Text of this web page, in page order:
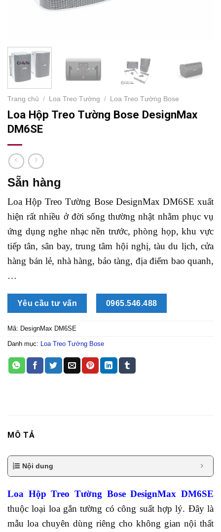
Trang chủ / Loa Treo Tường / Loa Treo Tường Bose
Loa Hộp Treo Tường Bose DesignMax
DM6SE
Sẵn hàng
Loa Hộp Treo Tường Bose DesignMax DM6SE xuất
hiện rất nhiều ở đời sống thường nhật nhằm phục vụ
ứng dụng nghe nhạc nền trước, phòng họp, khu vực
tiếp tân, sân bay, trung tâm hội nghị, tàu du lịch, cửa
hàng bán lẻ, nhà hàng, bảo tàng, địa điểm bao quanh,
…
Yêu cầu tư vấn 0965.546.488
Mã: DesignMax DM6SE
Danh mục: Loa Treo Tường Bose
MÔ TẢ
Nội dung
Loa Hộp Treo Tường Bose DesignMax DM6SE
thuộc loại loa gắn tường có công suất hợp lý. Đây là
mẫu loa chuyên dùng riêng cho không gian nội thất